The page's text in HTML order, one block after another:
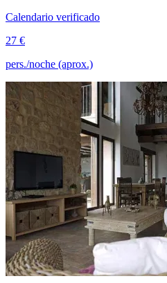
Calendario verificado
27 €
pers./noche (aprox.)